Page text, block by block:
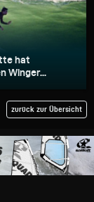
hat
Winger...
zurück zur Übersicht